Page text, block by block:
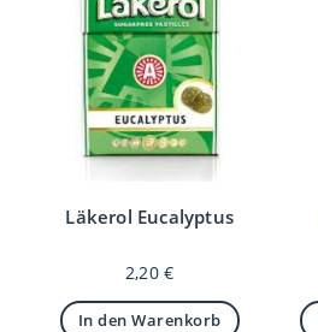
Läkerol Eucalyptus
2,20€
In den Warenkorb